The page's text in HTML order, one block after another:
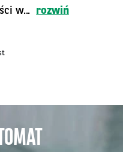
w...
rozwiń